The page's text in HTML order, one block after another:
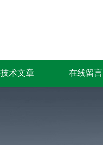
技术文章 在线留言